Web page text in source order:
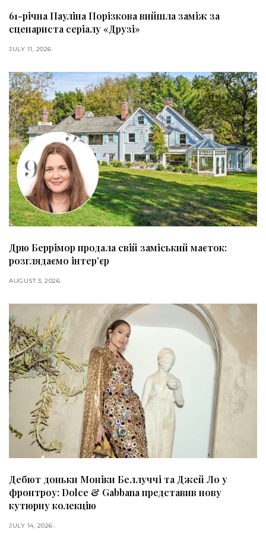
61-річна Пауліна Порізкова вийшла заміж за
сценариста серіалу «Друзі»
JULY 11, 2026
Дрю Беррімор продала свій заміський маєток:
розглядаємо інтер’єр
AUGUST 3, 2026
Дебют доньки Моніки Беллуччі та Джей Ло у
фронтроу: Dolce & Gabbana представив нову
кутюрну колекцію
JULY 14, 2026